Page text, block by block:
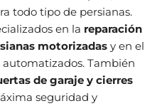
todo tipo de persianas.
en la reparación
motorizadas y en el
También
de garaje y cierres
seguridad y